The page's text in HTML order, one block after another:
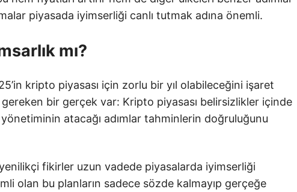
piyasada iyimserliği canlı tutmak adına önemli.
mı?
kripto piyasası için zorlu bir yıl olabileceğini işaret
bir gerçek var: Kripto piyasası belirsizlikler içinde
yönetiminin atacağı adımlar tahminlerin doğruluğunu
fikirler uzun vadede piyasalarda iyimserliği
olan bu planların sadece sözde kalmayıp gerçeğe